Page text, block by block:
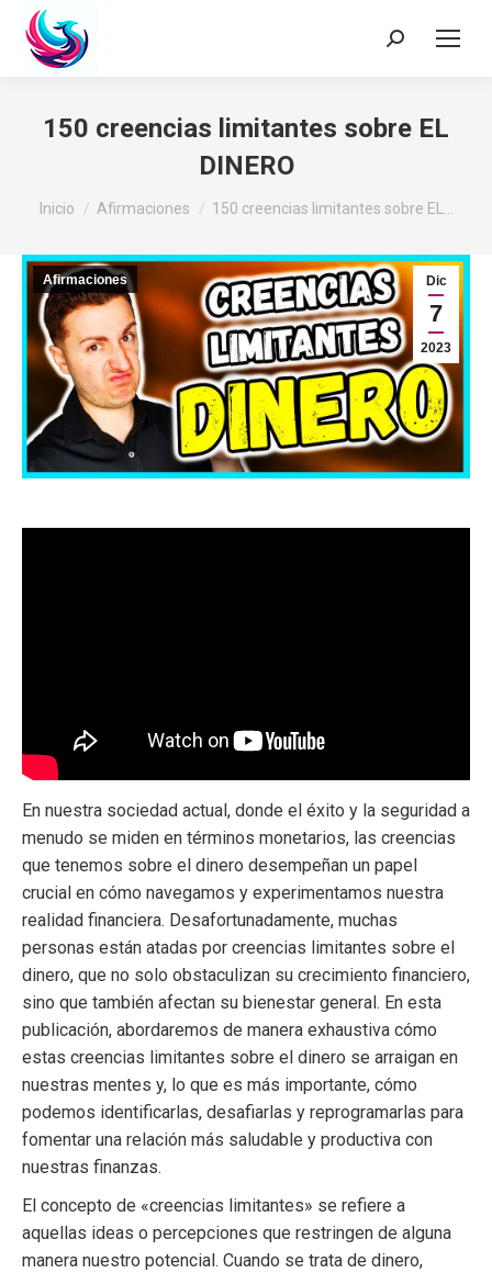
Buscar:
150 creencias limitantes sobre EL
DINERO
Estás aquí:
Inicio Afirmaciones 150 creencias limitantes sobre EL…
Dic
7
2023
Afirmaciones
En nuestra sociedad actual, donde el éxito y la seguridad a
menudo se miden en términos monetarios, las creencias
que tenemos sobre el dinero desempeñan un papel
crucial en cómo navegamos y experimentamos nuestra
realidad financiera. Desafortunadamente, muchas
personas están atadas por creencias limitantes sobre el
dinero, que no solo obstaculizan su crecimiento financiero,
sino que también afectan su bienestar general. En esta
publicación, abordaremos de manera exhaustiva cómo
estas creencias limitantes sobre el dinero se arraigan en
nuestras mentes y, lo que es más importante, cómo
podemos identificarlas, desafiarlas y reprogramarlas para
fomentar una relación más saludable y productiva con
nuestras finanzas.
El concepto de «creencias limitantes» se refiere a
aquellas ideas o percepciones que restringen de alguna
manera nuestro potencial. Cuando se trata de dinero,